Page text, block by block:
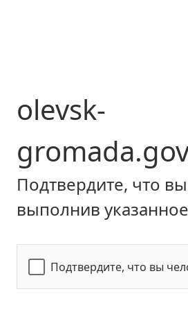
olevsk-
Подтвердите, что
выполнив
Подтвердите, что вы